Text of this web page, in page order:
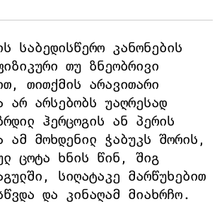
საბედისწერო კანონების
თუ ზნეობრივი
თითქმის არავითარი
არ არსებობს უაღრესად
ჰერცოგის ან პერის
ამ მოხდენილ ჭაბუკს შორის,
ცოტა ხნის წინ, შიგ
სიღატაკე მარწუხებით
და კინაღამ მიახრჩო.